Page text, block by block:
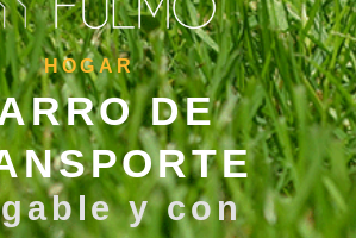
HOGAR
DE
y con